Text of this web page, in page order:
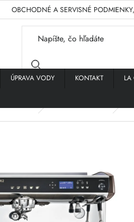
OBCHODNÉ A SERVISNÉ
ÚPRAVA VODY KONTAKT LA
kávovary